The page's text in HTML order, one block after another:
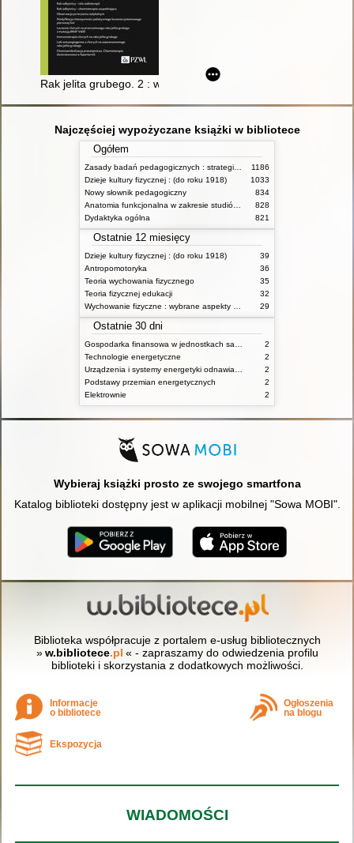
Rak jelita grubego. 2 : wybrane zagadnienia
Najczęściej wypożyczane książki w bibliotece
Ogółem
1186
Dzieje kultury fizycznej : (do roku 1918)
1033
Nowy słownik pedagogiczny
834
828
Dydaktyka ogólna
821
Ostatnie 12 miesięcy
Dzieje kultury fizycznej : (do roku 1918)
39
Antropomotoryka
36
Teoria wychowania fizycznego
35
Teoria fizycznej edukacji
32
29
Ostatnie 30 dni
2
Technologie energetyczne
2
2
Podstawy przemian energetycznych
2
Elektrownie
2
Wybieraj książki prosto ze swojego smartfona
Katalog biblioteki dostępny jest w aplikacji mobilnej "Sowa MOBI".
Biblioteka współpracuje z portalem e-usług bibliotecznych
» w.bibliotece.pl « - zapraszamy do odwiedzenia profilu
biblioteki i skorzystania z dodatkowych możliwości.
Informacje
o bibliotece
Ogłoszenia
na blogu
Ekspozycja
WIADOMOŚCI